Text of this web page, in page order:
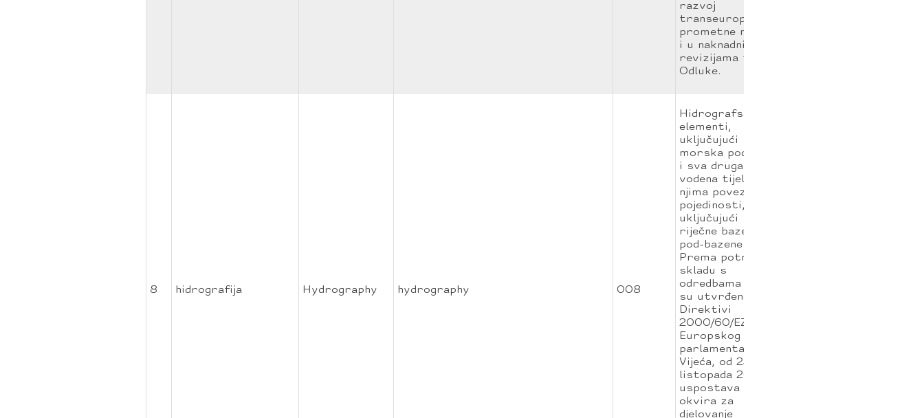
razvoj
transeuropske
prometne mreže
i u naknadnim
revizijama te
Odluke.
8 hidrografija Hydrography hydrography 008
Hidrografski
elementi,
uključujući
morska područja
i sva druga
vodena tijela i s
njima povezane
pojedinosti,
uključujući
riječne bazene i
pod-bazene.
Prema potrebi, u
skladu s
odredbama koje
su utvrđene u
Direktivi
2000/60/EZ,
Europskog
parlamenta i
Vijeća, od 23.
listopada 2000.,
uspostava
okvira za
djelovanje